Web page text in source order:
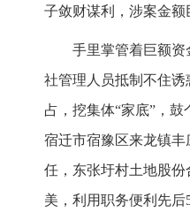
子敛财谋利，涉案金额
手里掌管着巨额
社管理人员抵制不住
占，挖集体“家底”，
宿迁市宿豫区来龙镇
任，东张圩村土地股
美，利用职务便利先